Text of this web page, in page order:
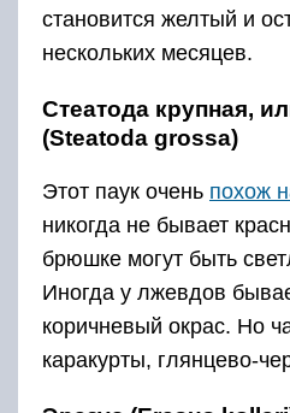
становится желтый и
нескольких месяцев.
Стеатода крупная,
(Steatoda grossa)
Этот паук очень похож
никогда не бывает
брюшке могут быть
Иногда у лжевдов
коричневый окрас. Но
каракурты, глянцево-